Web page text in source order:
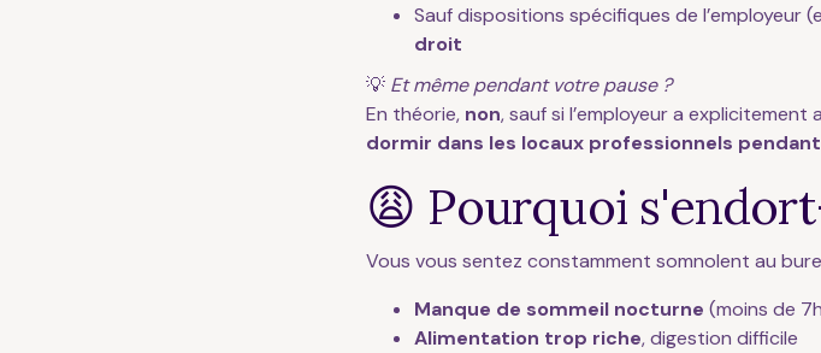
Sauf dispositions spécifiques de l’employeur
droit
💡 Et même pendant votre pause ?
En théorie, non, sauf si l’employeur a
dormir dans les locaux professionnels
😩 Pourquoi
Vous vous sentez constamment somnolent au
Manque de sommeil nocturne (moins de
Alimentation trop riche, digestion difficile